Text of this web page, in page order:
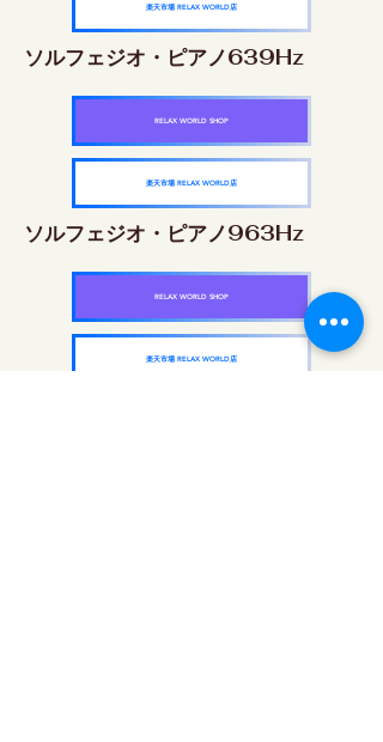
楽天市場 RELAX WORLD店
ソルフェジオ・ピアノ639Hz
RELAX WORLD SHOP
楽天市場 RELAX WORLD店
ソルフェジオ・ピアノ963Hz
RELAX WORLD SHOP
楽天市場 RELAX WORLD店